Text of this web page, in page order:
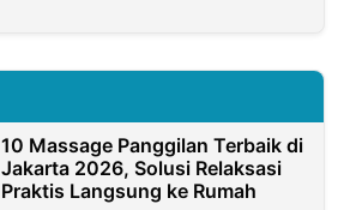
10 Massage Panggilan Terbaik di
Jakarta 2026, Solusi Relaksasi
Praktis Langsung ke Rumah